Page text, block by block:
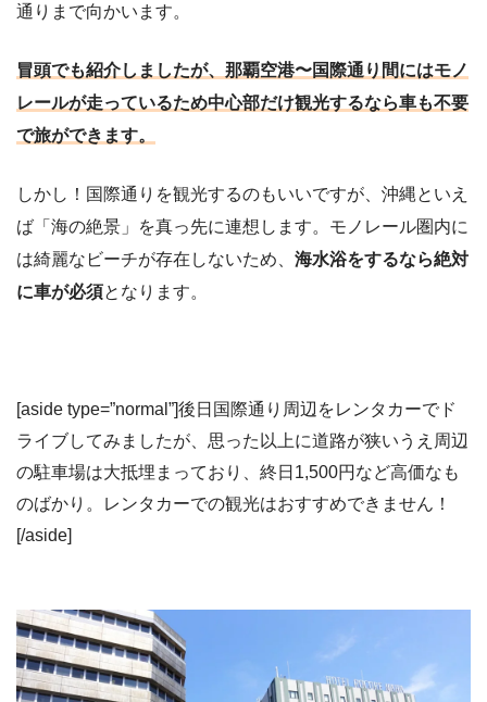
通りまで向かいます。
冒頭でも紹介しましたが、那覇空港〜国際通り間にはモノ
レールが走っているため中心部だけ観光するなら車も不要
で旅ができます。
しかし！国際通りを観光するのもいいですが、沖縄といえ
ば「海の絶景」を真っ先に連想します。モノレール圏内に
は綺麗なビーチが存在しないため、 海水浴をするなら絶対
に車が必須となります。
[aside type=”normal”]後日国際通り周辺をレンタカーでド
ライブしてみましたが、思った以上に道路が狭いうえ周辺
の駐車場は大抵埋まっており、終日1,500円など高価なも
のばかり。レンタカーでの観光はおすすめできません！
[/aside]